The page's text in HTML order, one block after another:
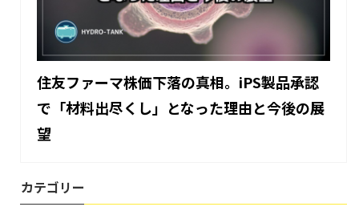
住友ファーマ株価下落の真相。iPS製品承認
で「材料出尽くし」となった理由と今後の展
望
カテゴリー